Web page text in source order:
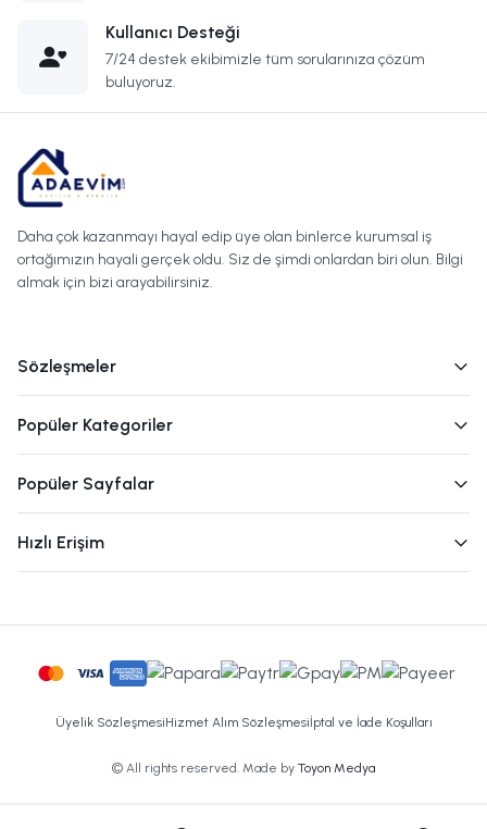
Kullanıcı Desteği
7/24 destek ekibimizle tüm sorularınıza çözüm
buluyoruz.
Daha çok kazanmayı hayal edip üye olan binlerce kurumsal iş
ortağımızın hayali gerçek oldu. Siz de şimdi onlardan biri olun. Bilgi
almak için bizi arayabilirsiniz.
Sözleşmeler
Popüler Kategoriler
Popüler Sayfalar
Hızlı Erişim
Üyelik SözleşmesiHizmet Alım Sözleşmesiİptal ve İade Koşulları
© All rights reserved. Made by Toyon Medya